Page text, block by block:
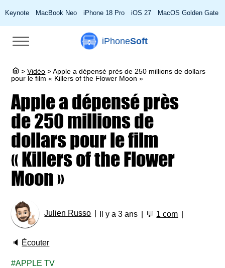
Keynote MacBook Neo iPhone 18 Pro iOS 27 MacOS Golden Gate
iPhoneSoft
> Vidéo >Apple a dépensé près de 250 millions de dollars
pour le film « Killers of the Flower Moon »
Apple a dépensé près
de 250 millions de
dollars pour le film
« Killers of the Flower
Moon »
Julien Russo Il y a 3 ans 💬 1 com
🔈 Écouter
APPLE TV